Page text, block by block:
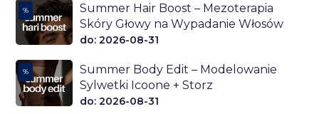
%
Summer Hair Boost – Mezoterapia
Skóry Głowy na Wypadanie Włosów
do: 2026-08-31
%
Summer Body Edit – Modelowanie
Sylwetki Icoone + Storz
do: 2026-08-31